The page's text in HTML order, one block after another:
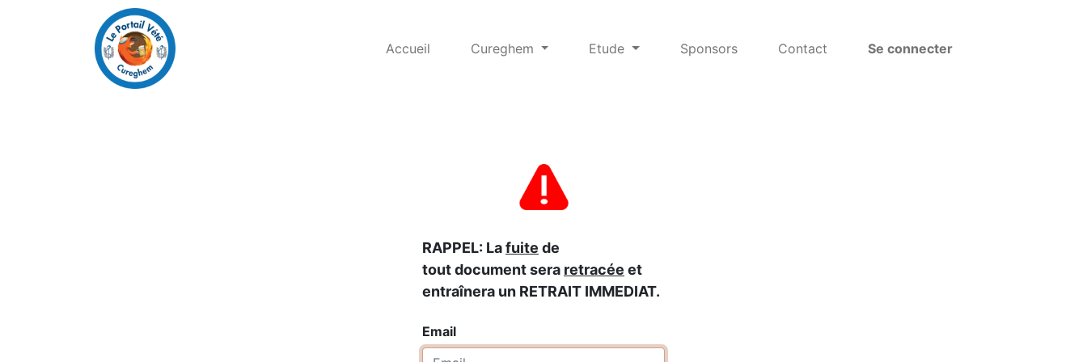
Accueil Cureghem Etude Sponsors Contact Se connecter
RAPPEL: Lafuite de
tout document sera retracée et
entraînera un RETRAIT IMMEDIAT.
Email